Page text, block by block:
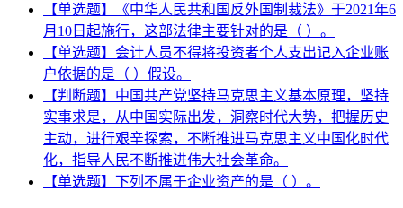
【单选题】《中华人民共和国反外国制裁法》于2021年6
月10日起施行，这部法律主要针对的是（ ）。
【单选题】会计人员不得将投资者个人支出记入企业账
户依据的是（ ）假设。
【判断题】中国共产党坚持马克思主义基本原理，坚持
实事求是，从中国实际出发，洞察时代大势，把握历史
主动，进行艰辛探索，不断推进马克思主义中国化时代
化，指导人民不断推进伟大社会革命。
【单选题】下列不属于企业资产的是（ ）。